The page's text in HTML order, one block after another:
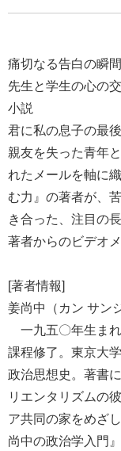
痛切なる告白の瞬間
先生と学生の心の
小説
君に私の息子の最
親友を失った青年
れたメールを軸に
む力』の著者が、
き合った、注目の長
著者からのビデオ
[著者情報]
姜尚中（カン サン
一九五〇年生ま
課程修了。東京大
政治思想史。著書
リエンタリズムの
ア共同の家をめざ
尚中の政治学入門